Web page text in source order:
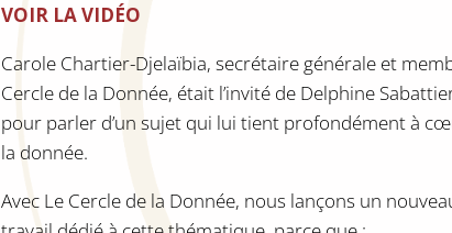
VOIR LA VIDÉO
Carole Chartier-Djelaïbia, secrétaire générale et
Cercle de la Donnée, était l’invité de Delphine
pour parler d’un sujet qui lui tient profondément à
la donnée.
Avec Le Cercle de la Donnée, nous lançons un